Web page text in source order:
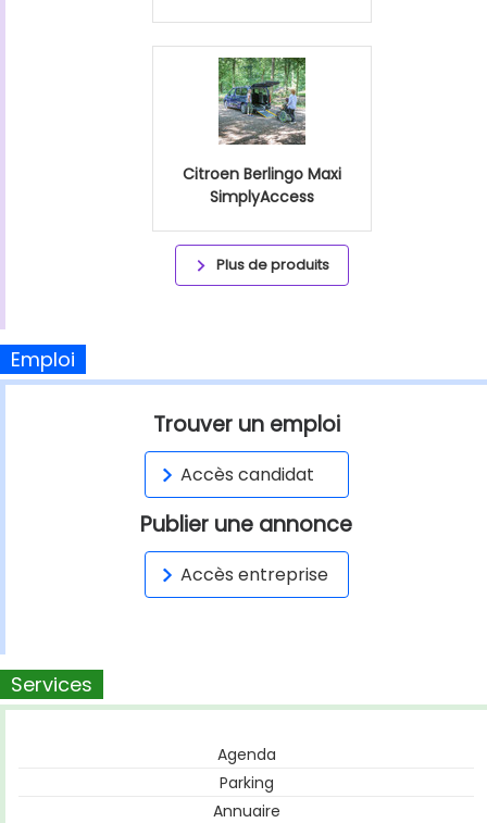
Citroen Berlingo Maxi
SimplyAccess
Plus de produits
Emploi
Trouver un emploi
Accès candidat
Publier une annonce
Accès entreprise
Services
Agenda
Parking
Annuaire